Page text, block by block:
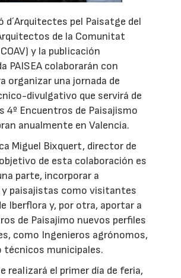
d´Arquitectes pel Paisatge del
de la Comunitat
y la publicación
PAISEA colaborarán con
organizar una jornada de
divulgativo que servirá de
4º Encuentros de Paisajismo
anualmente en Valencia.
Miguel Bixquert, director de
de esta colaboración es
parte, incorporar a
paisajistas como visitantes
Iberflora y, por otra, aportar a
de Paisajimo nuevos perfiles
como Ingenieros agrónomos,
técnicos municipales.
realizará el primer día de feria,